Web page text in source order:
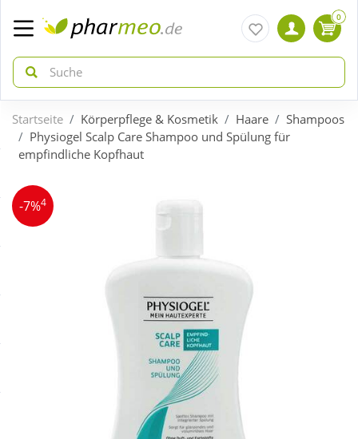
zurück
Aktuelle Coupons
zurück
Arzneimittel
Körperpflege & Kosmetik
0
Startseite Körperpflege & Kosmetik Haare
Shampoos
Physiogel Scalp Care Shampoo und Spülung für
empfindliche Kopfhaut
-7%4